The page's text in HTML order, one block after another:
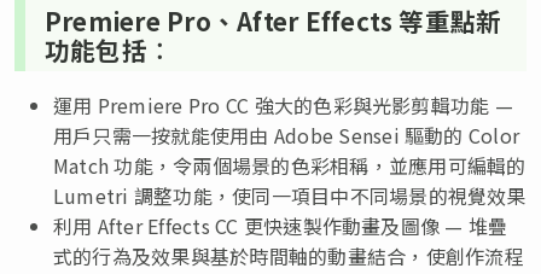
Premiere Pro、After Effects 等重點新
功能包括︰
運用 Premiere Pro CC 強大的色彩與光影剪輯功能 —
用戶只需一按就能使用由 Adobe Sensei 驅動的 Color
Match 功能，令兩個場景的色彩相稱，並應用可編輯的
Lumetri 調整功能，使同一項目中不同場景的視覺效果
利用 After Effects CC 更快速製作動畫及圖像 — 堆疊
式的行為及效果與基於時間軸的動畫結合，使創作流程